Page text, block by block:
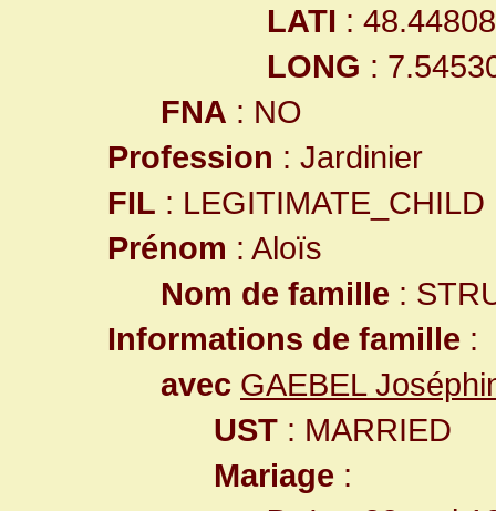
LATI :
LONG :
FNA : NO
Profession : Jardinier
FIL : LEGITIMATE_CHILD
Prénom : Aloïs
Nom de famille :
Informations de famille :
avec GAEBEL
UST : MARRIED
Mariage :